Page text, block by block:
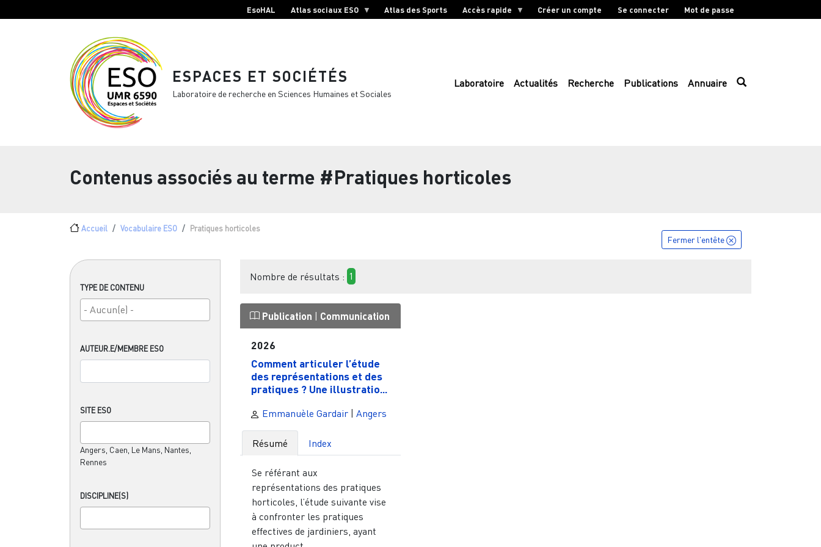
EsoHAL Atlas sociaux ESO Atlas des Sports Accès rapide Créer un compte Se connecter Mot de passe
ESPACES ET SOCIÉTÉS
Laboratoire de recherche en Sciences Humaines et Sociales
Laboratoire Actualités Recherche Publications Annuaire
Contenus associés au terme #Pratiques horticoles
Fil d'Ariane
Accueil Vocabulaire ESO Pratiques horticoles
TYPE DE CONTENU
AUTEUR.E/MEMBRE ESO
SITE ESO
Angers, Caen, Le Mans, Nantes,
Rennes
DISCIPLINE(S)
Fermer l'entête
Nombre de résultats : 1
Publication | Communication
2026
Comment articuler l’étude
des représentations et des
pratiques ? Une illustratio...
Emmanuèle Gardair | Angers
Résumé Index
Se référant aux
représentations des pratiques
horticoles, l’étude suivante vise
à confronter les pratiques
effectives de jardiniers, ayant